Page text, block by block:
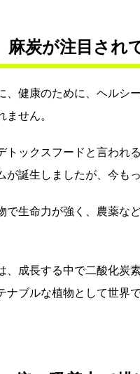
麻炭が注目され
、健康のために、ヘルシ
ません。
トックスフードと言われ
が誕生しましたが、今も
で生命力が強く、農薬な
、成長する中で二酸化炭
ナブルな植物として世界